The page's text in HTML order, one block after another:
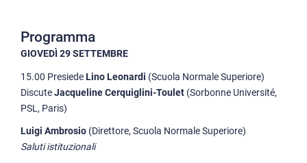
Programma
GIOVEDÌ 29 SETTEMBRE
15.00 PresiedeLino Leonardi (Scuola Normale Superiore)
DiscuteJacqueline Cerquiglini-Toulet (Sorbonne Université,
PSL, Paris)
Luigi Ambrosio (Direttore, Scuola Normale Superiore)
Saluti istituzionali